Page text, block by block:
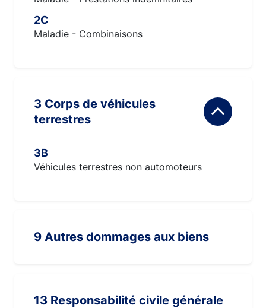
2C
Maladie - Combinaisons
3 Corps de véhicules
terrestres
3B
Véhicules terrestres non automoteurs
9 Autres dommages aux biens
13 Responsabilité civile générale